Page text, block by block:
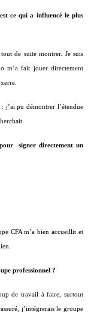
ce qui a influencé le plus
de suite montrer. Je suis
m’a fait jouer directement
j’ai pu démontrer l’étendue
signer directement un
CFA m’a bien accueillit et
professionnel ?
de travail à faire, surtout
j’intégrerais le groupe